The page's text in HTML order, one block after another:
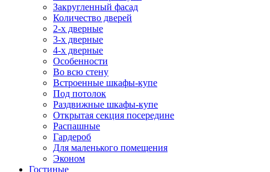
Закругленный фасад
Количество дверей
2-х дверные
3-х дверные
4-х дверные
Особенности
Во всю стену
Встроенные шкафы-купе
Под потолок
Раздвижные шкафы-купе
Открытая секция посередине
Распашные
Гардероб
Для маленького помещения
Эконом
Гостиные